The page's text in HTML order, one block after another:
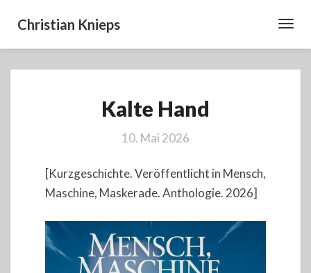
Christian Knieps
Hand
Kalte Hand
10. Mai 2026
[Kurzgeschichte. Veröffentlicht in Mensch,
Maschine, Maskerade. Anthologie. 2026]